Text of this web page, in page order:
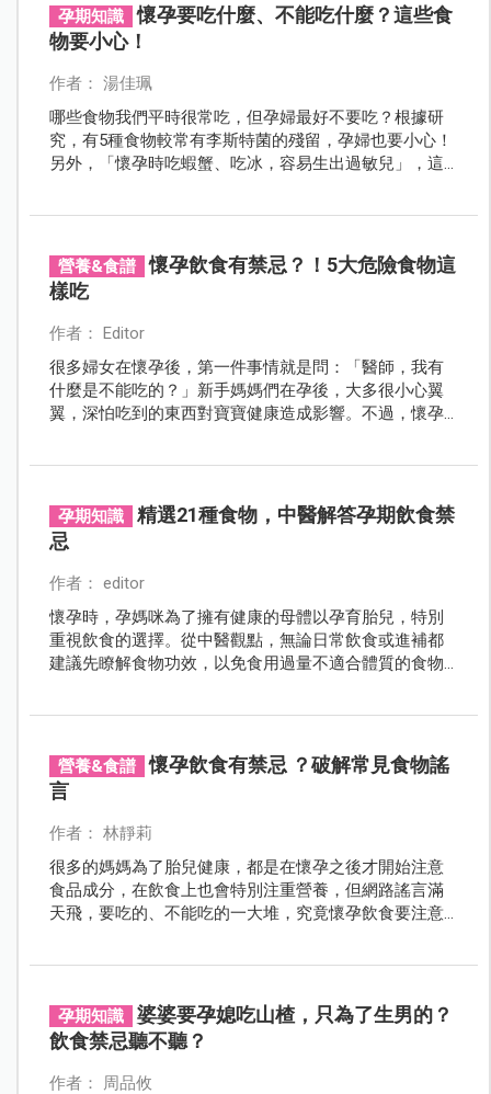
孕期知識
懷孕要吃什麼、不能吃什麼？這些食
物要小心！
作者： 湯佳珮
哪些食物我們平時很常吃，但孕婦最好不要吃？根據研
究，有5種食物較常有李斯特菌的殘留，孕婦也要小心！
另外，「懷孕時吃蝦蟹、吃冰，容易生出過敏兒」，這
營養&食譜
懷孕飲食有禁忌？！5大危險食物這
樣吃
作者： Editor
很多婦女在懷孕後，第一件事情就是問：「醫師，我有
什麼是不能吃的？」新手媽媽們在孕後，大多很小心翼
翼，深怕吃到的東西對寶寶健康造成影響。不過，懷孕
哪些是能放心吃的，這樣在食物選擇上，就不用常常擔
心受怕了！
孕期知識
精選21種食物，中醫解答孕期飲食禁
忌
作者： editor
懷孕時，孕媽咪為了擁有健康的母體以孕育胎兒，特別
重視飲食的選擇。從中醫觀點，無論日常飲食或進補都
建議先瞭解食物功效，以免食用過量不適合體質的食物
營養&食譜
懷孕飲食有禁忌 ？破解常見食物謠
言
作者： 林靜莉
很多的媽媽為了胎兒健康，都是在懷孕之後才開始注意
食品成分，在飲食上也會特別注重營養，但網路謠言滿
天飛，要吃的、不能吃的一大堆，究竟懷孕飲食要注意
孕期知識
婆婆要孕媳吃山楂，只為了生男的？
飲食禁忌聽不聽？
作者： 周品攸